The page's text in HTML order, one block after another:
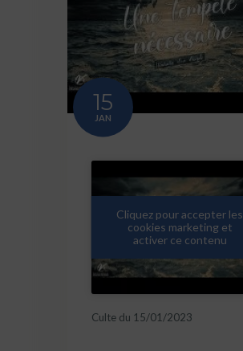
15
JAN
Cliquez pour accepter les
cookies marketing et
activer ce contenu
Culte du 15/01/2023